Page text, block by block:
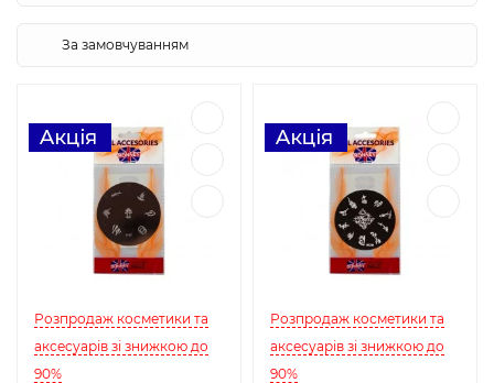
Розпродаж косметики та
аксесуарів зі знижкою до
90%
Розпродаж косметики та
аксесуарів зі знижкою до
90%